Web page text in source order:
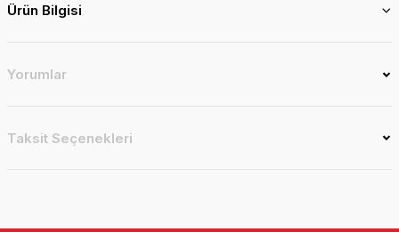
Ürün Bilgisi
Yorumlar
Taksit Seçenekleri